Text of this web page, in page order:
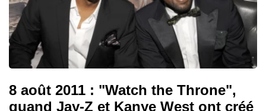
8 août 2011 : "Watch the Throne",
quand Jay-Z et Kanye West ont créé